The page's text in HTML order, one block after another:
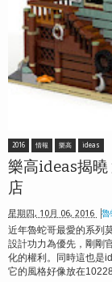
2016 情報 樂高 ideas
樂高ideas揭
店
星期四, 10月 06, 2016 魯
近年魯蛇哥最愛的系列
設計功力為優先，剛剛
化的權利。同時這也是
它的風格好像放在